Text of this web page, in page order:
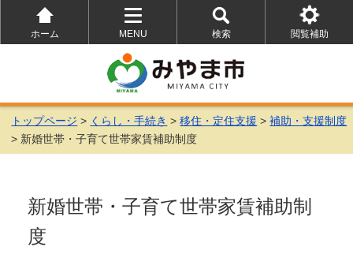
ホーム
MENU
を
開
く
検索
を
開
く
閲覧補助
を
トップページ > くらし・手続き >移住・定住支援 >補助・支援制度
> 新婚世帯・子育て世帯家賃補助制度
新婚世帯・子育て世帯家賃補助制
度